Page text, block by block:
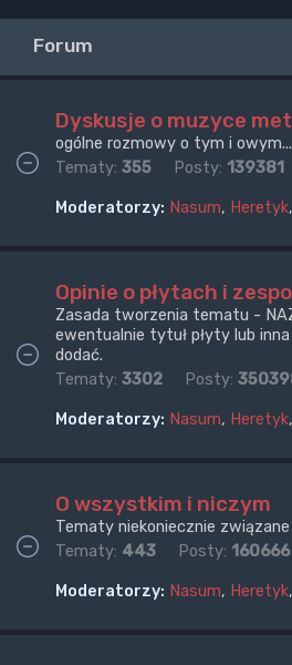
Forum
Dyskusje o muzyce
ogólne rozmowy o tym i
Tematy: 355 Posty: 139381
Moderatorzy: Nasum, Heretyk,
Opinie o płytach i
Zasada tworzenia tematu -
ewentualnie tytuł płyty lub
dodać.
Tematy: 3302 Posty:
Moderatorzy: Nasum, Heretyk,
O wszystkim i niczym
Tematy niekoniecznie
Tematy: 443 Posty: 160666
Moderatorzy: Nasum, Heretyk,